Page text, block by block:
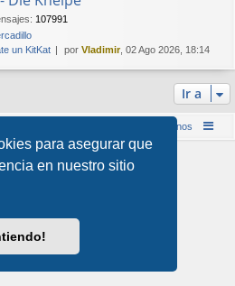
para asegurar que
en nuestro sitio
: 107991
un KitKat por Vladimir, 02 Ago 2026, 18:14
Ir a
Contáctenos
porArty & halilesen
español por